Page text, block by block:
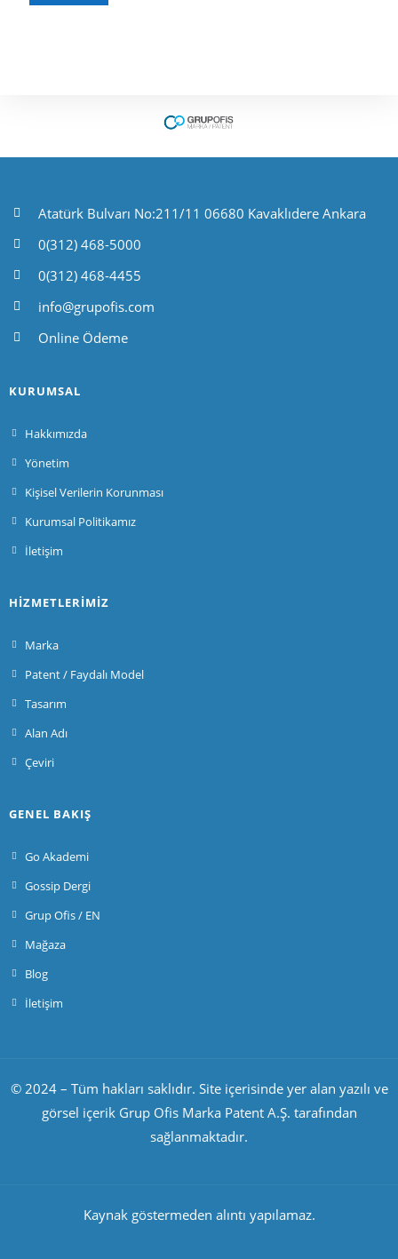
Atatürk Bulvarı No:211/11 06680 Kavaklıdere Ankara
0(312) 468-5000
0(312) 468-4455
info@grupofis.com
Online Ödeme
KURUMSAL
Hakkımızda
Yönetim
Kişisel Verilerin Korunması
Kurumsal Politikamız
İletişim
HIZMETLERIMIZ
Marka
Patent / Faydalı Model
Tasarım
Alan Adı
Çeviri
GENEL BAKIŞ
Go Akademi
Gossip Dergi
Grup Ofis / EN
Mağaza
Blog
İletişim
© 2024 – Tüm hakları saklıdır. Site içerisinde yer alan yazılı ve
görsel içerik Grup Ofis Marka Patent A.Ş. tarafından
sağlanmaktadır.
Kaynak göstermeden alıntı yapılamaz.